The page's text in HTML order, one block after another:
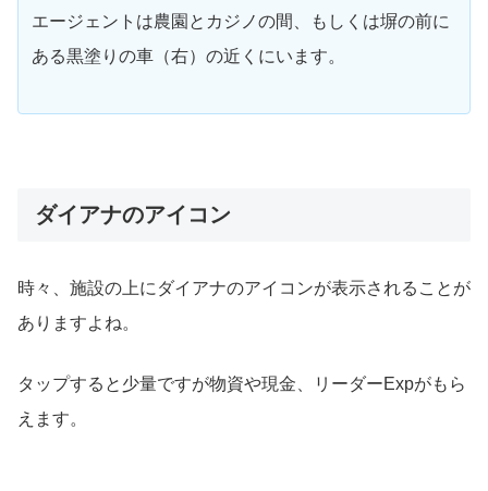
エージェントは農園とカジノの間、もしくは塀の前に
ある黒塗りの車（右）の近くにいます。
ダイアナのアイコン
時々、施設の上にダイアナのアイコンが表示されることが
ありますよね。
タップすると少量ですが物資や現金、リーダーExpがもら
えます。